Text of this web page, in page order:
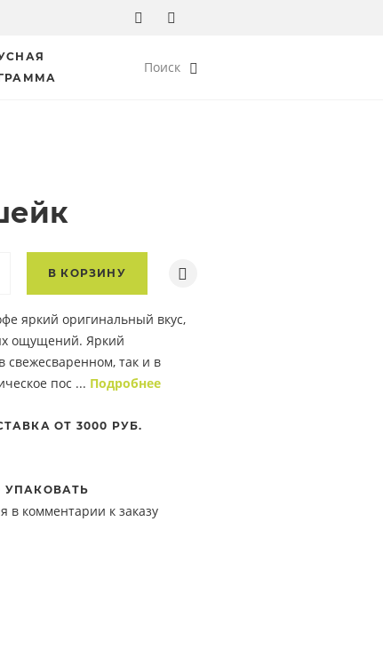
Поиск
В КОРЗИНУ
яркий оригинальный вкус,
ощущений. Яркий
свежесваренном, так и в
пос ... Подробнее
ОТ 3000 РУБ.
в комментарии к заказу